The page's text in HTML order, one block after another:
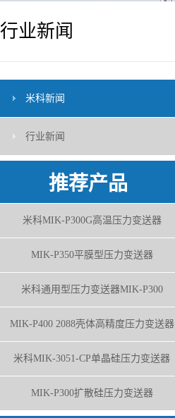
行业新闻
米科新闻
行业新闻
推荐产品
米科MIK-P300G高温压力变送器
MIK-P350平膜型压力变送器
米科通用型压力变送器MIK-P300
MIK-P400 2088壳体高精度压力变送器
米科MIK-3051-CP单晶硅压力变送器
MIK-P300扩散硅压力变送器